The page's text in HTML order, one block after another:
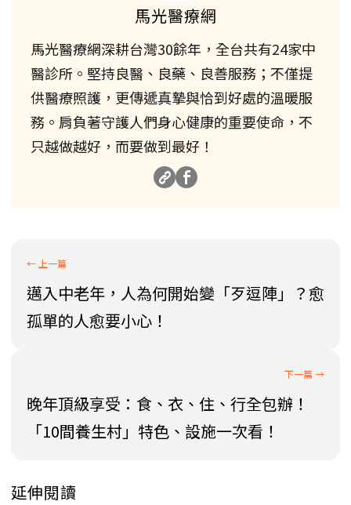
馬光醫療網
馬光醫療網深耕台灣30餘年，全台共有24家中
醫診所。堅持良醫、良藥、良善服務；不僅提
供醫療照護，更傳遞真摯與恰到好處的溫暖服
務。肩負著守護人們身心健康的重要使命，不
只越做越好，而要做到最好！
邁入中老年，人為何開始變「歹逗陣」？愈
孤單的人愈要小心！
晚年頂級享受：食、衣、住、行全包辦！
「10間養生村」特色、設施一次看！
延伸閱讀